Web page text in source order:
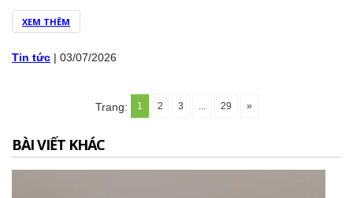
XEM THÊM
Tin tức | 03/07/2026
Trang: 1 2 3 ... 29 »
BÀI VIẾT KHÁC